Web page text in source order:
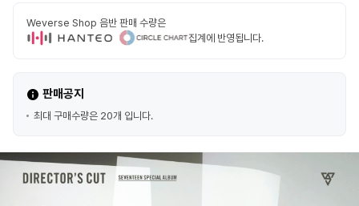
Weverse Shop 음반 판매 수량은
집계에 반영됩니다.
판매공지
최대 구매수량은 20개 입니다.